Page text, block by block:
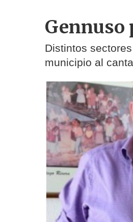
Gennuso
Distintos
municipio al